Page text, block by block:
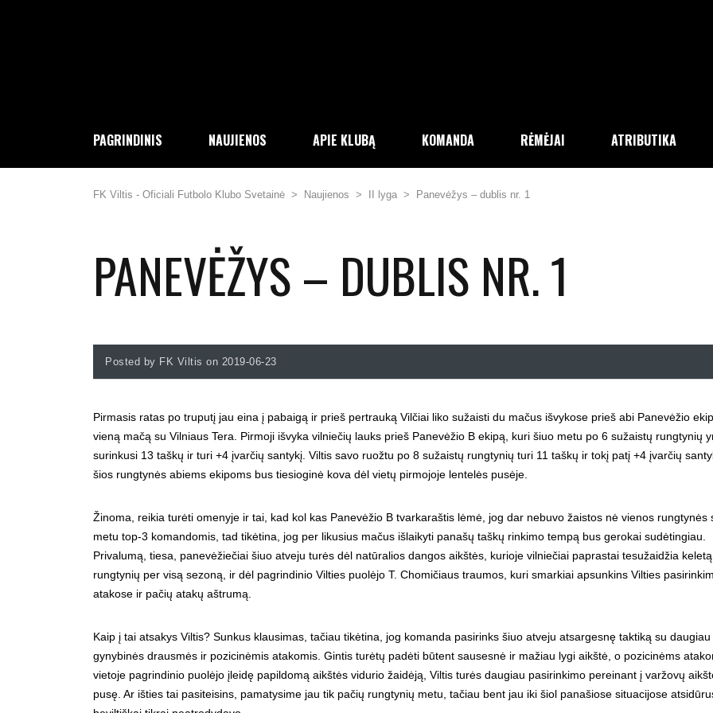
PAGRINDINIS NAUJIENOS APIE KLUBĄ KOMANDA RĖMĖJAI ATRIBUTIKA
FK Viltis - Oficiali Futbolo Klubo Svetainė > Naujienos > II lyga > Panevėžys – dublis nr. 1
PANEVĖŽYS – DUBLIS NR. 1
Posted by FK Viltis on 2019-06-23
Pirmasis ratas po truputį jau eina į pabaigą ir prieš pertrauką Vilčiai liko sužaisti du mačus išvykose prieš abi Panevėžio
vieną mačą su Vilniaus Tera. Pirmoji išvyka vilniečių lauks prieš Panevėžio B ekipą, kuri šiuo metu po 6 sužaistų rungtynių
surinkusi 13 taškų ir turi +4 įvarčių santykį. Viltis savo ruožtu po 8 sužaistų rungtynių turi 11 taškų ir tokį patį +4 įvarčių
šios rungtynės abiems ekipoms bus tiesioginė kova dėl vietų pirmojoje lentelės pusėje.
Žinoma, reikia turėti omenyje ir tai, kad kol kas Panevėžio B tvarkaraštis lėmė, jog dar nebuvo žaistos nė vienos rungtynės
metu top-3 komandomis, tad tikėtina, jog per likusius mačus išlaikyti panašų taškų rinkimo tempą bus gerokai sudėtingiau.
Privalumą, tiesa, panevėžiečiai šiuo atveju turės dėl natūralios dangos aikštės, kurioje vilniečiai paprastai tesužaidžia keletą
rungtynių per visą sezoną, ir dėl pagrindinio Vilties puolėjo T. Chomičiaus traumos, kuri smarkiai apsunkins Vilties
atakose ir pačių atakų aštrumą.
Kaip į tai atsakys Viltis? Sunkus klausimas, tačiau tikėtina, jog komanda pasirinks šiuo atveju atsargesnę taktiką su daugiau
gynybinės drausmės ir pozicinėmis atakomis. Gintis turėtų padėti būtent sausesnė ir mažiau lygi aikštė, o pozicinėms
vietoje pagrindinio puolėjo įleidę papildomą aikštės vidurio žaidėją, Viltis turės daugiau pasirinkimo pereinant į varžovų
pusę. Ar išties tai pasiteisins, pamatysime jau tik pačių rungtynių metu, tačiau bent jau iki šiol panašiose situacijose
APIE KLUBĄ
2008 metų pradžioje, Vilniaus Žirmūnų mikrorajone,